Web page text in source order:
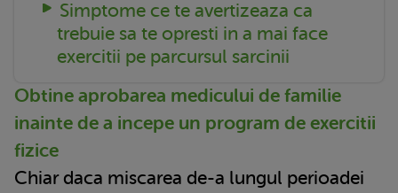
Simptome ce te avertizeaza ca
trebuie sa te opresti in a mai face
exercitii pe parcursul sarcinii
Obtine aprobarea medicului de familie
inainte de a incepe un program de exercitii
fizice
Chiar daca miscarea de-a lungul perioadei